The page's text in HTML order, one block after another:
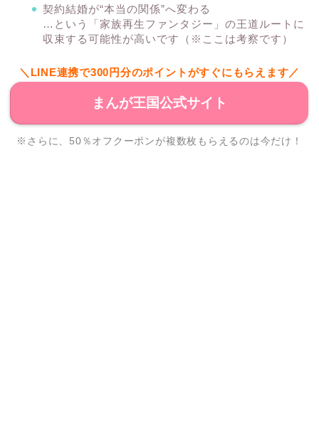
契約結婚が“本当の関係”へ変わる
…という「家族再生ファンタジー」の王道ルートに
収束する可能性が高いです（※ここは考察です）
＼LINE連携で300円分のポイントがすぐにもらえます／
まんが王国公式サイト
※さらに、50％オフクーポンが複数枚もらえるのは今だけ！